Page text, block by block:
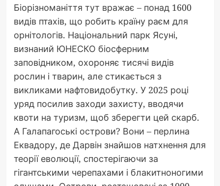
Біорізноманіття тут вражає – понад 1600
видів птахів, що робить країну раєм для
орнітологів. Національний парк Ясуні,
визнаний ЮНЕСКО біосферним
заповідником, охороняє тисячі видів
рослин і тварин, але стикається з
викликами нафтовидобутку. У 2025 році
уряд посилив заходи захисту, вводячи
квоти на туризм, щоб зберегти цей скарб.
А Галапагоські острови? Вони – перлина
Еквадору, де Дарвін знайшов натхнення для
теорії еволюції, спостерігаючи за
гігантськими черепахами і блакитноногими